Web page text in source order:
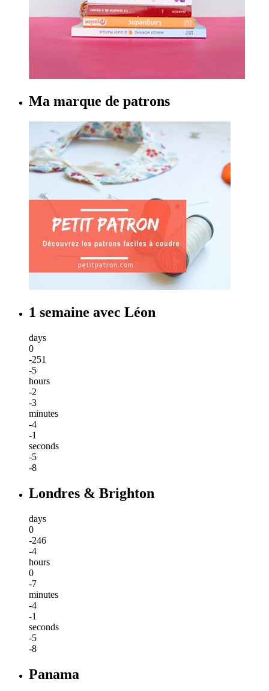
Ma marque de patrons
1 semaine avec Léon
days
0
-251
-5
hours
-2
-3
minutes
-4
-1
seconds
-5
-8
Londres & Brighton
days
0
-246
-4
hours
0
-7
minutes
-4
-1
seconds
-5
-8
Panama